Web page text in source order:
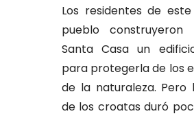
Los residentes de
pueblo
Santa Casa un
para protegerla de los
de la naturaleza. Pero
de los croatas duró